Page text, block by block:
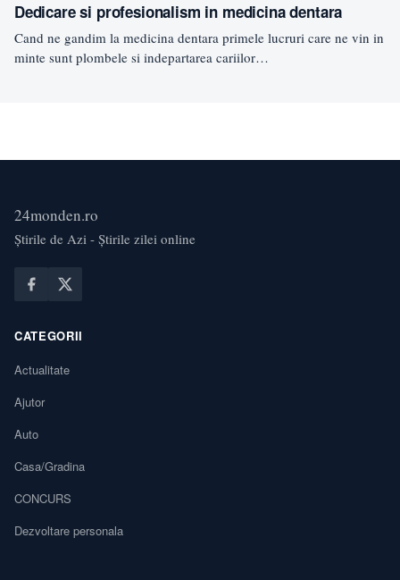
Dedicare si profesionalism in medicina dentara
Cand ne gandim la medicina dentara primele lucruri care ne vin in
minte sunt plombele si indepartarea cariilor…
24monden.ro
Știrile de Azi - Știrile zilei online
CATEGORII
Actualitate
Ajutor
Auto
Casa/Gradina
CONCURS
Dezvoltare personala